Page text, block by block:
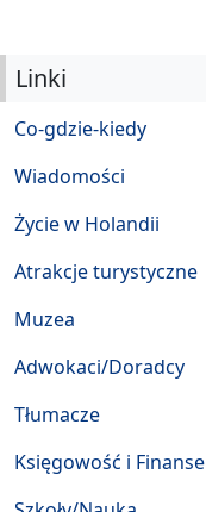
Linki
Co-gdzie-kiedy
Wiadomości
Życie w Holandii
Atrakcje turystyczne
Muzea
Adwokaci/Doradcy
Tłumacze
Księgowość i Finanse